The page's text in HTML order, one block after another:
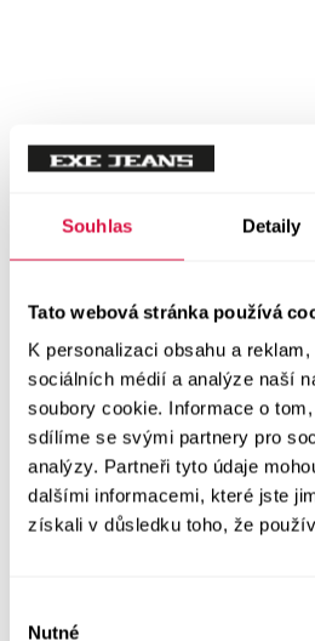
Souhlas Detaily
Tato webová stránka používá
K personalizaci obsahu a
sociálních médií a analýze naší
soubory cookie. Informace o
sdílíme se svými partnery pro
analýzy. Partneři tyto údaje
dalšími informacemi, které jste
získali v důsledku toho, že
Nutné